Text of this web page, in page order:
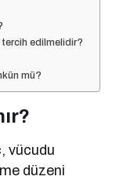
edilmelidir?
mü?
vücudu
düzeni